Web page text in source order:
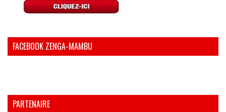
FACEBOOK ZENGA-MAMBU
PARTENAIRE